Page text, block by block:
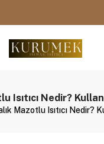
Isıtıcı Nedir?
Mazotlu Isıtıcı Nedir?